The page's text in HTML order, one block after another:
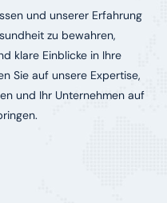
und unserer Erfahrung
zu bewahren,
klare Einblicke in Ihre
Sie auf unsere Expertise,
und Ihr Unternehmen auf